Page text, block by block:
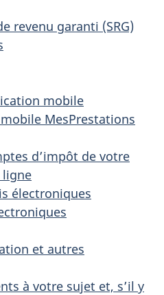
revenu garanti (SRG)
mobile
MesPrestations
d’impôt de votre
ligne
électroniques
et autres
à votre sujet et, s’il y